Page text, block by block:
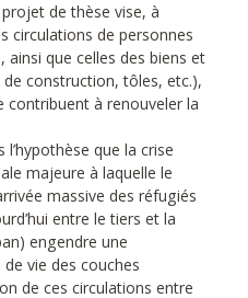
de thèse vise, à
circulations de personnes
ainsi que celles des biens et
construction, tôles, etc.),
contribuent à renouveler la
que la crise
majeure à laquelle le
massive des réfugiés
entre le tiers et la
engendre une
vie des couches
de ces circulations entre